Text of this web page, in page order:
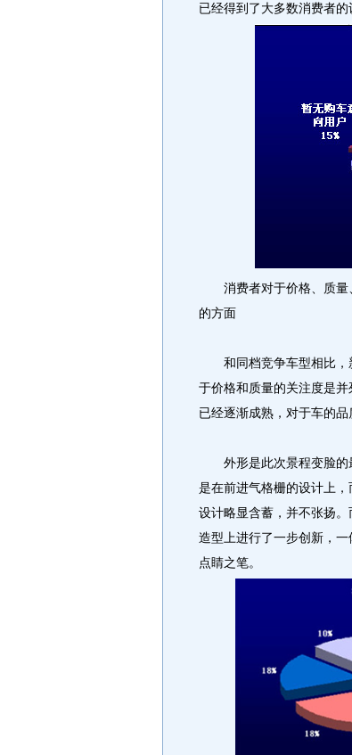
已经得到了大多数消费者的
消费者对于价格、质量
的方面
和同档竞争车型相比，
于价格和质量的关注度是
已经逐渐成熟，对于车的品
外形是此次景程变脸的
是在前进气格栅的设计上
设计略显含蓄，并不张扬
造型上进行了一步创新，
点睛之笔。